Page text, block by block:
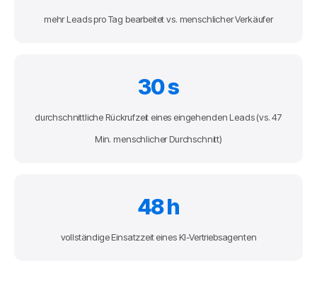
mehr Leads pro Tag bearbeitet vs. menschlicher Verkäufer
30 s
durchschnittliche Rückrufzeit eines eingehenden Leads (vs. 47
Min. menschlicher Durchschnitt)
48 h
vollständige Einsatzzeit eines KI-Vertriebsagenten